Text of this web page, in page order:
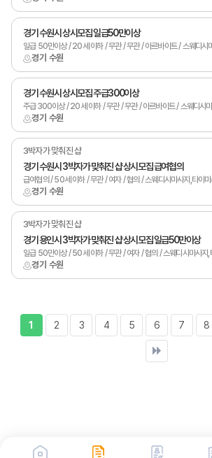
경기 수원
경기 수원시 상시모집 일급50만이상
경기 수원
경기 수원시 상시모집 주급300이상
경기 수원
3박자가 맞춰진 샵
경기 수원시 3박자가 맞춰진 샵 상시모집 급여협의
경기 수원
3박자가 맞춰진 샵
경기 용인시 3박자가 맞춰진 샵 상시모집 일급50만이상
1 2 3 4 5 6 7 8